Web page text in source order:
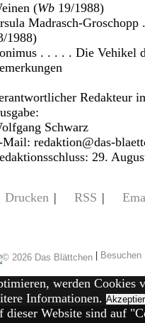
(Wb 19/1988)
Madrasch-
1988)
. . . . . Die Vehikel
Redakteur
Schwarz
Mail: redaktion@das-
29.
Drucken | RSS |
|
werden Cookies
Informationen.
Website sind auf